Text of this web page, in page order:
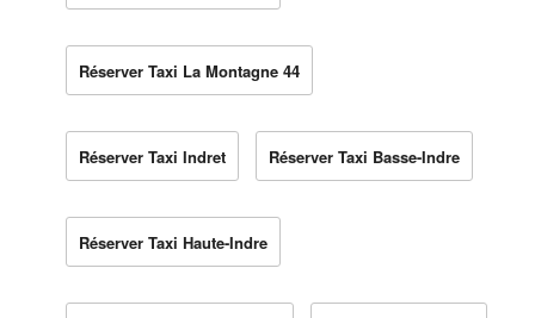
Réserver Taxi La Montagne 44
Réserver Taxi Indret Réserver Taxi Basse-Indre
Réserver Taxi Haute-Indre